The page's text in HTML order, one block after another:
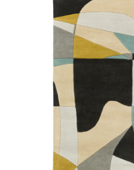
Collection
complète
Collection
Ethnicraft
Collection
Vente